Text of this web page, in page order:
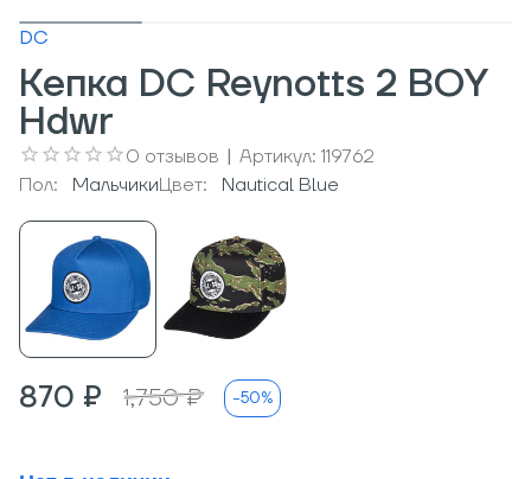
DC
Кепка DC Reynotts 2 BOY
Hdwr
0 отзывов | Артикул: 119762
Пол:
МальчикиЦвет: Nautical Blue
870 ₽ 1,750 ₽ -50%